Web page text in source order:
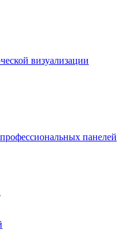
визуализации
панелей